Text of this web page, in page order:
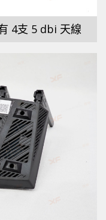
4支 5 dbi 天線